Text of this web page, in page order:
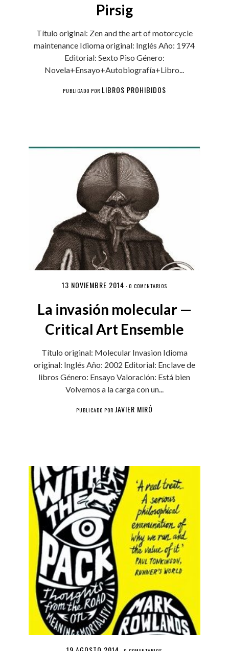
Pirsig
Título original: Zen and the art of motorcycle
maintenance Idioma original: Inglés Año: 1974
Editorial: Sexto Piso Género:
Novela+Ensayo+Autobiografía+Libro...
PUBLICADO POR LIBROS PROHIBIDOS
13 NOVIEMBRE 2014 · 0 COMENTARIOS
La invasión molecular —
Critical Art Ensemble
Título original: Molecular Invasion Idioma
original: Inglés Año: 2002 Editorial: Enclave de
libros Género: Ensayo Valoración: Está bien
Volvemos a la carga con un...
PUBLICADO POR JAVIER MIRÓ